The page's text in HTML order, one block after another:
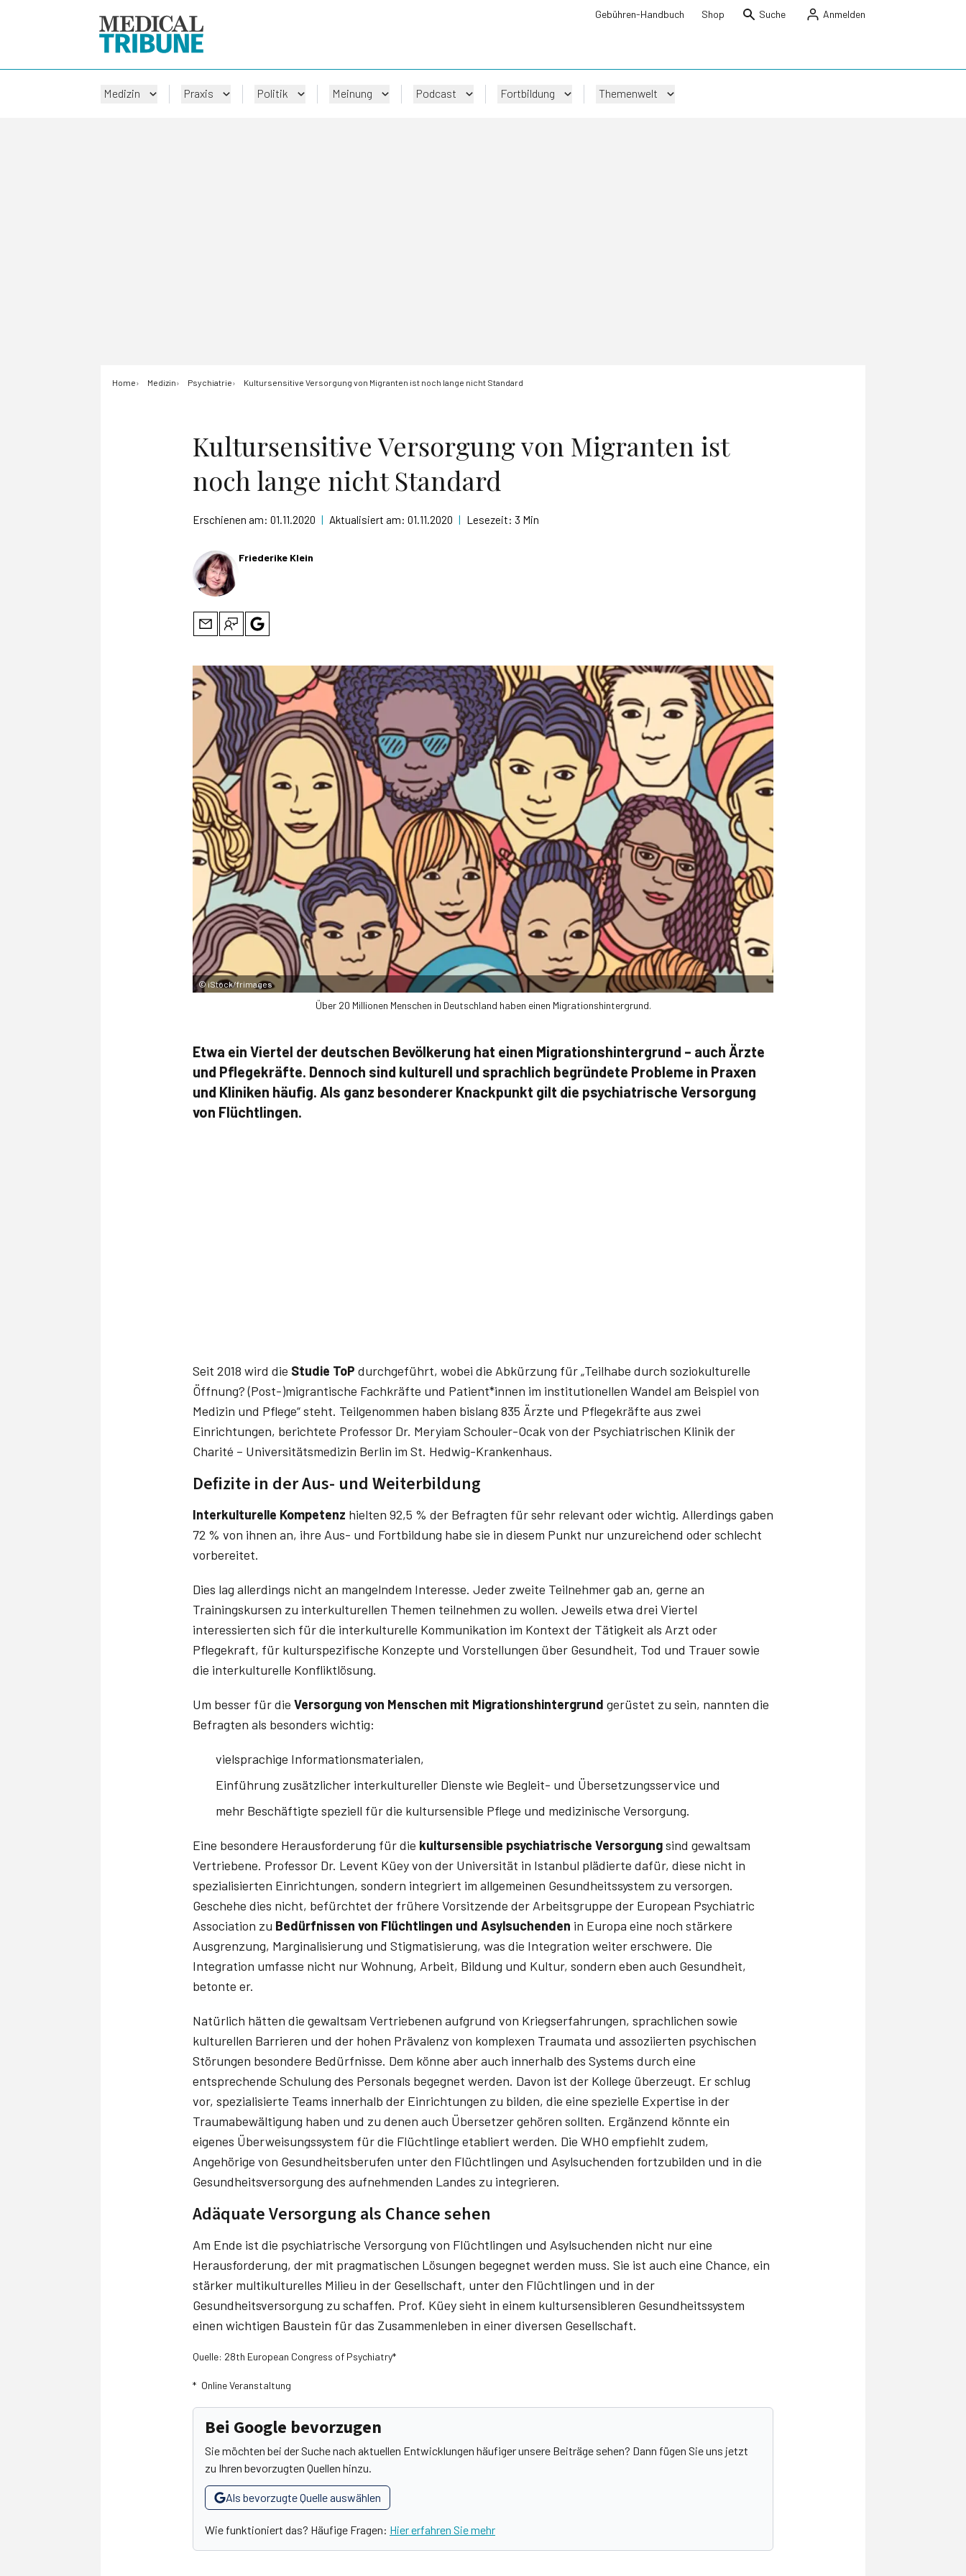
Gebühren-Handbuch Shop Suche Anmelden
Medizin Praxis Politik Meinung Podcast Fortbildung Themenwelt
Home Medizin Psychiatrie Kultursensitive Versorgung von Migranten ist noch lange nicht Standard
Kultursensitive Versorgung von Migranten ist
noch lange nicht Standard
Erschienen am: 01.11.2020 | Aktualisiert am: 01.11.2020 | Lesezeit: 3 Min
Friederike Klein
©iStock/frimages
Über 20 Millionen Menschen in Deutschland haben einen Migrationshintergrund.
Etwa ein Viertel der deutschen Bevölkerung hat einen Migrationshintergrund – auch Ärzte
und Pflegekräfte. Dennoch sind kulturell und sprachlich begründete Probleme in Praxen
und Kliniken häufig. Als ganz besonderer Knackpunkt gilt die psychiatrische Versorgung
von Flüchtlingen.
Seit 2018 wird die Studie ToP durchgeführt, wobei die Abkürzung für „Teilhabe durch soziokulturelle
Öffnung? (Post-)migrantische Fachkräfte und Patient*innen im institutionellen Wandel am Beispiel von
Medizin und Pflege“ steht. Teilgenommen haben bislang 835 Ärzte und Pflegekräfte aus zwei
Einrichtungen, berichtete Professor Dr. Meryiam Schouler-Ocak von der Psychiatrischen Klinik der
Charité – Universitätsmedizin Berlin im St. Hedwig-Krankenhaus.
Defizite in der Aus- und Weiterbildung
Interkulturelle Kompetenz hielten 92,5 % der Befragten für sehr relevant oder wichtig. Allerdings gaben
72 % von ihnen an, ihre Aus- und Fortbildung habe sie in diesem Punkt nur unzureichend oder schlecht
vorbereitet.
Dies lag allerdings nicht an mangelndem Interesse. Jeder zweite Teilnehmer gab an, gerne an
Trainingskursen zu interkulturellen Themen teilnehmen zu wollen. Jeweils etwa drei Viertel
interessierten sich für die interkulturelle Kommunikation im Kontext der Tätigkeit als Arzt oder
Pflegekraft, für kulturspezifische Konzepte und Vorstellungen über Gesundheit, Tod und Trauer sowie
die interkulturelle Konfliktlösung.
Um besser für die Versorgung von Menschen mit Migrationshintergrund gerüstet zu sein, nannten die
Befragten als besonders wichtig:
vielsprachige Informationsmaterialen,
Einführung zusätzlicher interkultureller Dienste wie Begleit- und Übersetzungsservice und
mehr Beschäftigte speziell für die kultursensible Pflege und medizinische Versorgung.
Eine besondere Herausforderung für die kultursensible psychiatrische Versorgungsind gewaltsam
Vertriebene. Professor Dr. Levent­ Küey von der Universität in Istanbul plädierte dafür, diese nicht in
spezialisierten Einrichtungen, sondern integriert im allgemeinen Gesundheitssystem zu versorgen.
Geschehe dies nicht, befürchtet der frühere Vorsitzende der Arbeitsgruppe der European Psychia­tric
Association zu Bedürfnissen von Flüchtlingen und Asylsuchenden in Europa eine noch stärkere
Ausgrenzung, Marginalisierung und Stigmatisierung, was die Integration weiter erschwere. Die
Integration umfasse nicht nur Wohnung, Arbeit, Bildung und Kultur, sondern eben auch Gesundheit,
betonte er.
Natürlich hätten die gewaltsam Vertriebenen aufgrund von Kriegserfahrungen, sprachlichen sowie
kulturellen Barrieren und der hohen Prävalenz von komplexen Traumata und assoziierten psychischen
Störungen besondere Bedürfnisse. Dem könne aber auch innerhalb des Systems durch eine
entsprechende Schulung des Personals begegnet werden. Davon ist der Kollege überzeugt. Er schlug
vor, spezialisierte Teams innerhalb der Einrichtungen zu bilden, die eine spezielle Expertise in der
Traumabewältigung haben und zu denen auch Übersetzer gehören sollten. Ergänzend könnte ein
eigenes Überweisungssystem für die Flüchtlinge etabliert werden. Die WHO empfiehlt zudem,
Angehörige von Gesundheitsberufen unter den Flüchtlingen und Asylsuchenden fortzubilden und in die
Gesundheitsversorgung des aufnehmenden Landes zu integrieren.
Adäquate Versorgung als Chance sehen
Am Ende ist die psychiatrische Versorgung von Flüchtlingen und Asylsuchenden nicht nur eine
Herausforderung, der mit pragmatischen Lösungen begegnet werden muss. Sie ist auch eine Chance, ein
stärker multikulturelles Milieu in der Gesellschaft, unter den Flüchtlingen und in der
Gesundheitsversorgung zu schaffen. Prof. Küey sieht in einem kultursensibleren Gesundheitssystem
einen wichtigen Baustein für das Zusammenleben in einer diversen Gesellschaft.
Quelle: 28th European Congress of ­Psychiatry*
* Online Veranstaltung
Bei Google bevorzugen
Sie möchten bei der Suche nach aktuellen Entwicklungen häufiger unsere Beiträge sehen? Dann fügen Sie uns jetzt
zu Ihren bevorzugten Quellen hinzu.
Als bevorzugte Quelle auswählen
Wie funktioniert das? Häufige Fragen: Hier erfahren Sie mehr